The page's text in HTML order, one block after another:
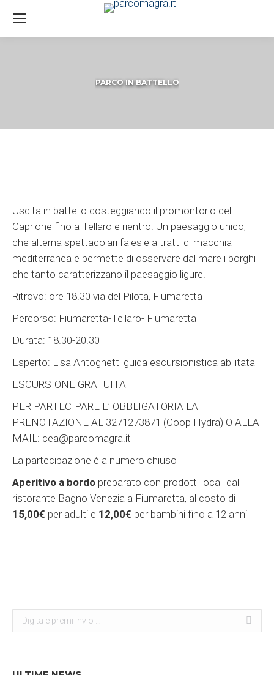
PARCO IN BATTELLO
Uscita in battello costeggiando il promontorio del
Caprione fino a Tellaro e rientro. Un paesaggio unico,
che alterna spettacolari falesie a tratti di macchia
mediterranea e permette di osservare dal mare i borghi
che tanto caratterizzano il paesaggio ligure.
Ritrovo: ore 18.30 via del Pilota, Fiumaretta
Percorso: Fiumaretta-Tellaro- Fiumaretta
Durata: 18.30-20.30
Esperto: Lisa Antognetti guida escursionistica abilitata
ESCURSIONE GRATUITA
PER PARTECIPARE E’ OBBLIGATORIA LA
PRENOTAZIONE AL 3271273871 (Coop Hydra) O ALLA
MAIL: cea@parcomagra.it
La partecipazione è a numero chiuso
Aperitivo a bordo preparato con prodotti locali dal
ristorante Bagno Venezia a Fiumaretta, al costo di
15,00€ per adulti e 12,00€ per bambini fino a 12 anni
Post
Search: